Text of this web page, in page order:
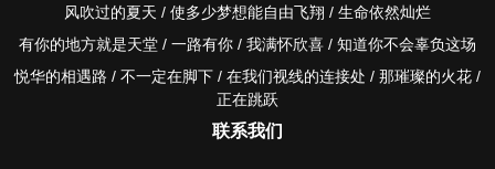
风吹过的夏天 / 使多少梦想能自由飞翔 / 生命依然灿烂
有你的地方就是天堂 / 一路有你 / 我满怀欣喜 / 知道你不会辜负这场
悦华的相遇路 / 不一定在脚下 / 在我们视线的连接处 / 那璀璨的火花 /
正在跳跃
联系我们